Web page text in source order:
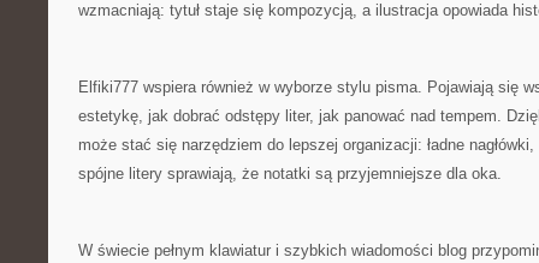
wzmacniają: tytuł staje się kompozycją, a ilustracja opowiada
Elfiki777 wspiera również w wyborze stylu pisma. Pojawiają się
estetykę, jak dobrać odstępy liter, jak panować nad tempem.
może stać się narzędziem do lepszej organizacji: ładne
spójne litery sprawiają, że notatki są przyjemniejsze dla oka.
W świecie pełnym klawiatur i szybkich wiadomości blog